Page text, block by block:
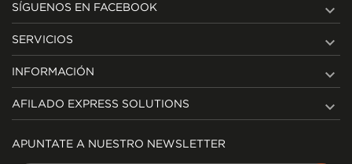
SÍGUENOS EN FACEBOOK 
SERVICIOS 
INFORMACIÓN 
AFILADO EXPRESS SOLUTIONS 
APUNTATE A NUESTRO NEWSLETTER